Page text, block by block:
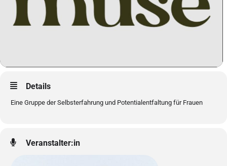
Details
Eine Gruppe der Selbsterfahrung und Potentialentfaltung für Frauen
Veranstalter:in